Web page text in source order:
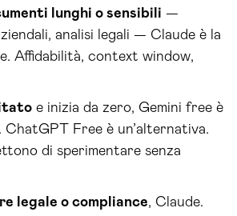
lunghi o sensibili —
analisi legali — Claude è la
Affidabilità, context window,
e inizia da zero, Gemini free è
ChatGPT Free è un’alternativa.
di sperimentare senza
legale o compliance, Claude.